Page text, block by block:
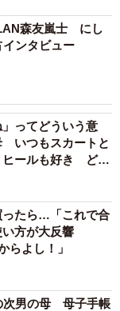
森友嵐士 にし
ンタビュー
」ってどういう意
いつもスカートと
ヒールも好き どの
ったら…「これで合
い方が大反響
らよし！」
次男の母 母子手帳